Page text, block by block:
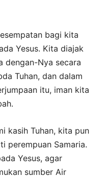
bagi kita
Yesus. Kita diajak
dengan-Nya secara
Tuhan, dan dalam
itu, iman kita
kasih Tuhan, kita pun
perempuan Samaria.
Yesus, agar
sumber Air